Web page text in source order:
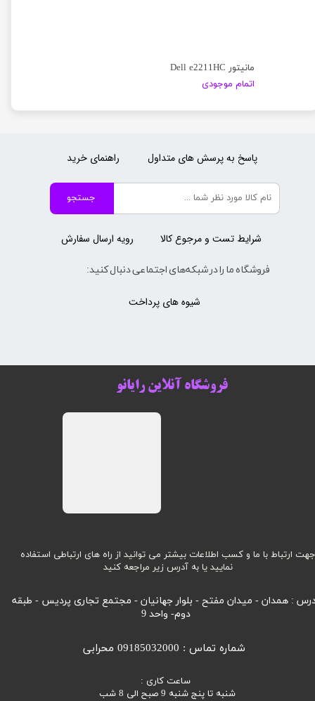
مانیتور Dell e2211HC
اتمام موجودی
جهت ارتباط با ما و کسب اطلاعات بیشتر می توانید از راه های ارتباطی استفاده
نمایید یا به آدرس زیر مراجعه کنید
: همدان - میدان مفتح - بلوار جهانیان - مجتمع تجاری پردیس - طبقه
دوم- واحد 9
ساعت کاری :
شنبه تا پنج شنبه 9 صبح الی 8 شب
شماره تماس : 09185032000 محرابی
فروشگاه آنلاین رایانو
جستجو
فروشگاه ما را در شبکه‌های اجتماعی دنبال کنید:
رویه ارسال سفارش
راهنمای خرید
شیوه های پرداخت
پاسخ به پرسش های متداول
شرایط تست و مرجوع کالا